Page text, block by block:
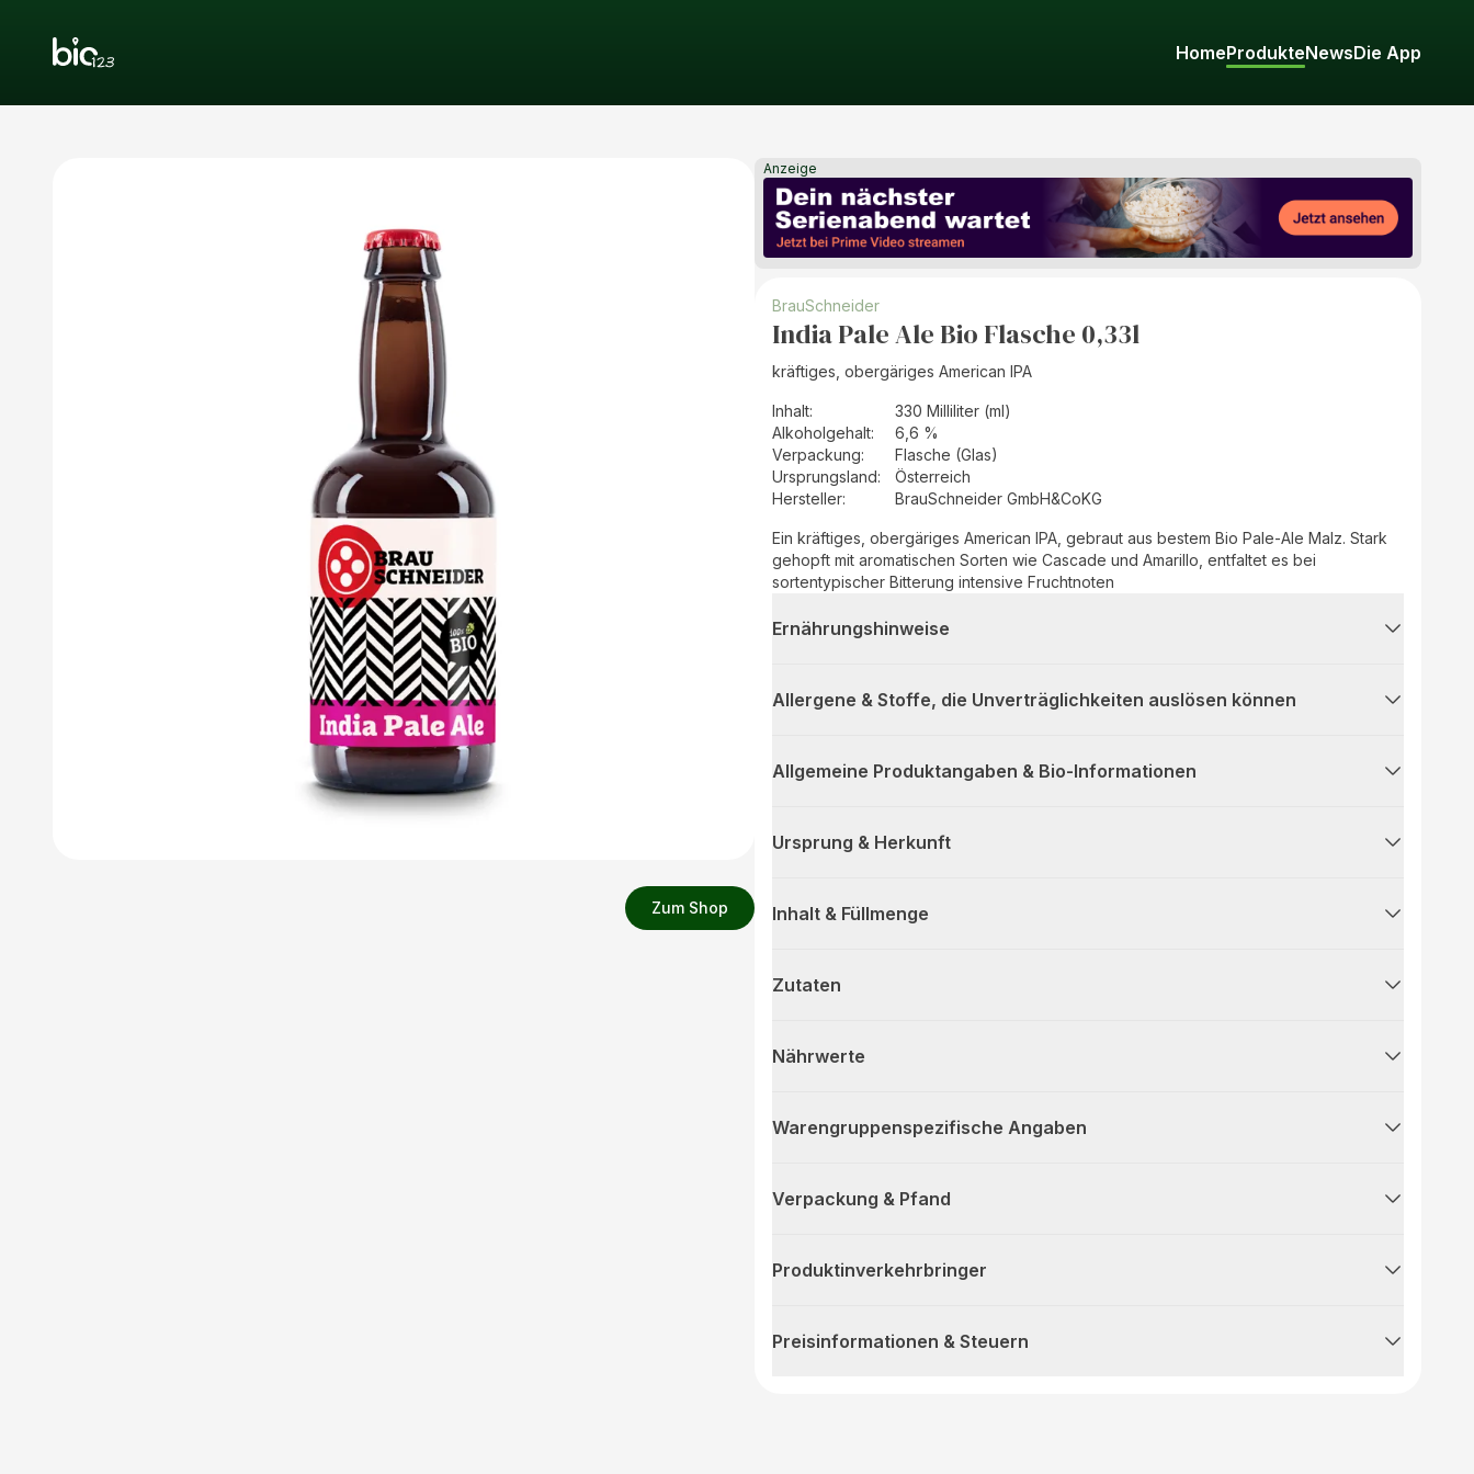
HomeProdukteNewsDie App
Zum Shop
Anzeige
BrauSchneider
India Pale Ale Bio Flasche 0,33l
kräftiges, obergäriges American IPA
Inhalt:
330 Milliliter (ml)
Alkoholgehalt:
6,6 %
Verpackung:
Flasche (Glas)
Ursprungsland:
Österreich
Hersteller: BrauSchneider GmbH&CoKG
Ein kräftiges, obergäriges American IPA, gebraut aus bestem Bio Pale-Ale Malz. Stark
gehopft mit aromatischen Sorten wie Cascade und Amarillo, entfaltet es bei
sortentypischer Bitterung intensive Fruchtnoten
Ernährungshinweise
Allergene & Stoffe, die Unverträglichkeiten auslösen können
Allgemeine Produktangaben & Bio-Informationen
Ursprung & Herkunft
Inhalt & Füllmenge
Zutaten
Nährwerte
Warengruppenspezifische Angaben
Verpackung & Pfand
Produktinverkehrbringer
Preisinformationen & Steuern